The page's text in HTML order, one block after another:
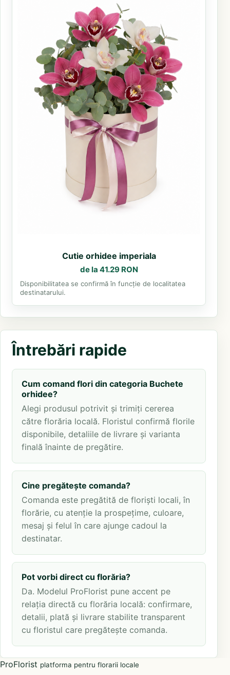
Cutie orhidee imperiala
de la 41.29 RON
Disponibilitatea se confirmă în funcție de localitatea
destinatarului.
Întrebări rapide
Cum comand flori din categoria Buchete
orhidee?
Alegi produsul potrivit și trimiți cererea
către florăria locală. Floristul confirmă florile
disponibile, detaliile de livrare și varianta
finală înainte de pregătire.
Cine pregătește comanda?
Comanda este pregătită de floriști locali, în
florărie, cu atenție la prospețime, culoare,
mesaj și felul în care ajunge cadoul la
destinatar.
Pot vorbi direct cu florăria?
Da. Modelul ProFlorist pune accent pe
relația directă cu florăria locală: confirmare,
detalii, plată și livrare stabilite transparent
cu floristul care pregătește comanda.
ProFlorist platforma pentru florarii locale